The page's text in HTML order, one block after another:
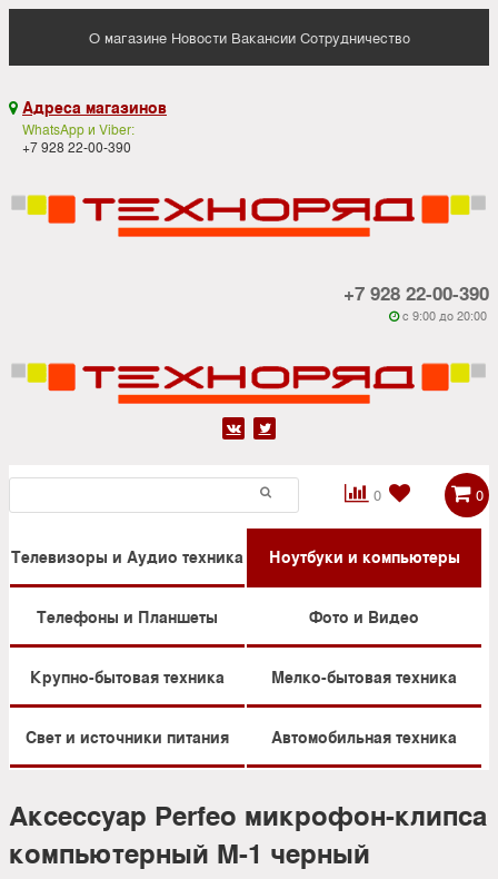
О магазине Новости Вакансии Сотрудничество
 Адреса магазинов
WhatsApp и Viber:
+7 928 22-00-390
+7 928 22-00-390
 c 9:00 до 20:00
 
0

 0
Телевизоры и Аудио техника Ноутбуки и компьютеры
Телефоны и Планшеты Фото и Видео
Крупно-бытовая техника Мелко-бытовая техника
Свет и источники питания Автомобильная техника
Аксессуар Perfeo микрофон-клипса
компьютерный M-1 черный